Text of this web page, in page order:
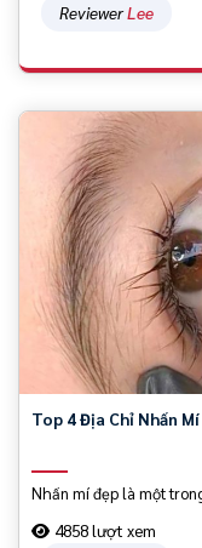
ReviewerLee
Top 4 Địa Chỉ Nhấn
Nhấn mí đẹp là một
4858 lượt xem